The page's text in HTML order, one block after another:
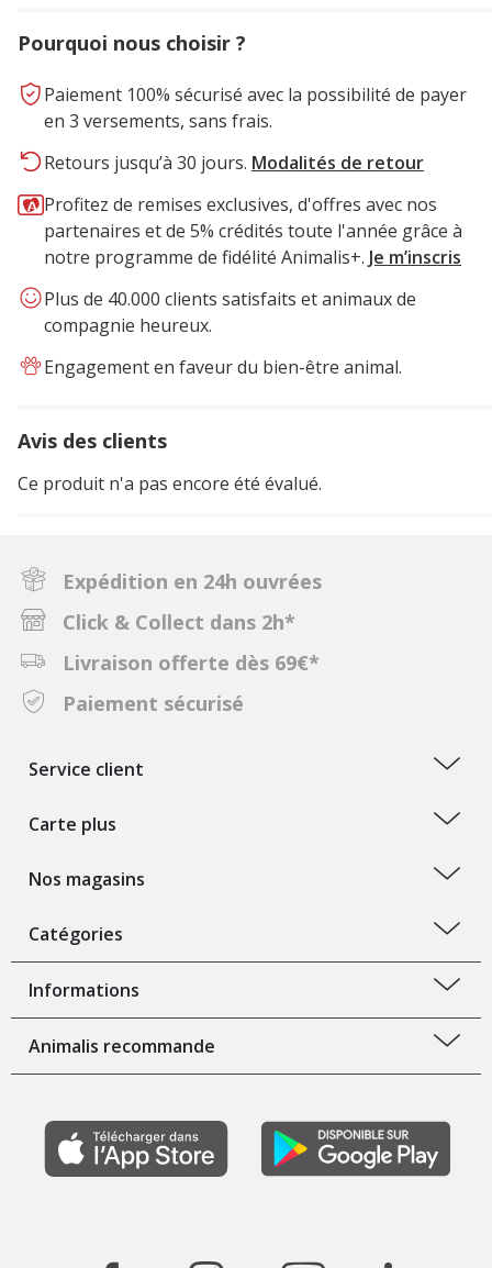
Pourquoi nous choisir ?
Paiement 100% sécurisé avec la possibilité de payer
en 3 versements, sans frais.
Retours jusqu’à 30 jours. Modalités de retour
Profitez de remises exclusives, d'offres avec nos
partenaires et de 5% crédités toute l'année grâce à
notre programme de fidélité Animalis+. Je m’inscris
Plus de 40.000 clients satisfaits et animaux de
compagnie heureux.
Engagement en faveur du bien-être animal.
Avis des clients
Ce produit n'a pas encore été évalué.
Expédition en 24h ouvrées
Click & Collect dans 2h*
Livraison offerte dès 69€*
Paiement sécurisé
Service client
Carte plus
Nos magasins
Catégories
Informations
Animalis recommande